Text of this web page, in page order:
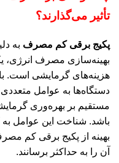
تأثیر می‌گذارند؟
پکیج برقی کم مصرف به
بهینه‌سازی مصرف انرژی،
هزینه‌های گرمایشی است.
دستگاه‌ها به عوامل متعددی
مستقیم بر بهره‌وری
باشد. شناخت این عوامل به
بهینه از پکیج برقی کم
آن را به حداکثر برسانند.